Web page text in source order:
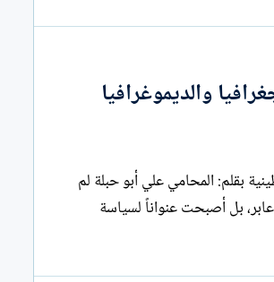
والديموغرافيا
سياسة الخنق الاقتصادي... أخطر أدوات الاحتلال لتغيير الجغرافيا والديموغرافيا الفلسطينية بقلم: المحامي علي أبو حبلة لم
بل أصبحت عنواناً لسياسة